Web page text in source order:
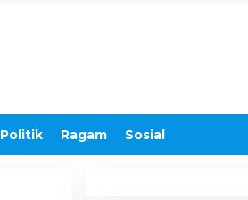
Politik Ragam Sosial